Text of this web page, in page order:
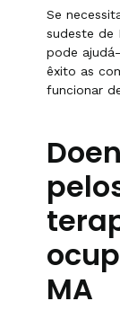
Se
sudeste de
pode
êxito as
funcionar
MA